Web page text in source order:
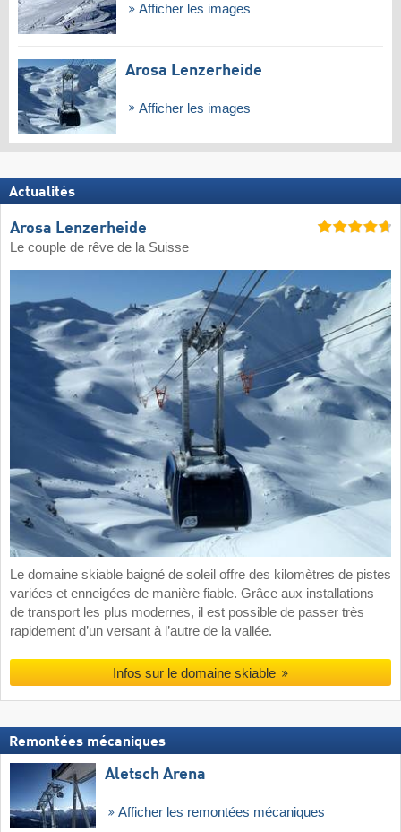
Afficher les images
Arosa Lenzerheide
Afficher les images
Actualités
Arosa Lenzerheide
Le couple de rêve de la Suisse
Le domaine skiable baigné de soleil offre des kilomètres de pistes
variées et enneigées de manière fiable. Grâce aux installations
de transport les plus modernes, il est possible de passer très
rapidement d’un versant à l’autre de la vallée.
Infos sur le domaine skiable
Remontées mécaniques
Aletsch Arena
Afficher les remontées mécaniques